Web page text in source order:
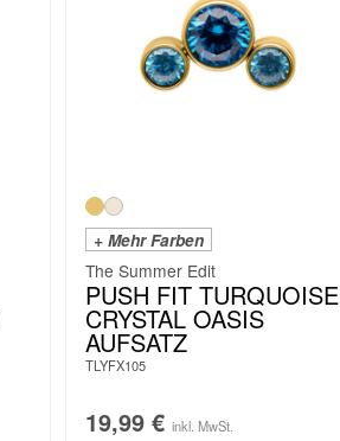
+ Mehr Farben
The Summer Edit
PUSH FIT TURQUOISE
CRYSTAL OASIS
AUFSATZ
TLYFX105
19,99 € inkl. MwSt.